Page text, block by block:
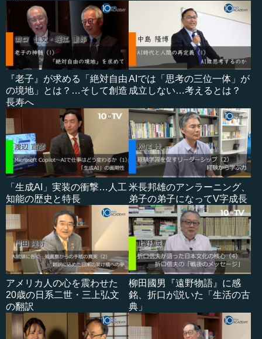
『老子』が求める「絶対自由
の境地」とは？…そして創造
長寿へ
AIでは「思考の三位一体」が
成立しない…考えるとは？
「生成AI」実装の衝撃…人工
知能の歴史と特長
米長邦雄のアンラーニング、
弟子の弟子になってV字成長
アメリカ人の心を震わせた
20歳の日系二世・三上弘文
の翻訳
柳田國男『遠野物語』に感
銘、折口が説いた「生活の古
典」